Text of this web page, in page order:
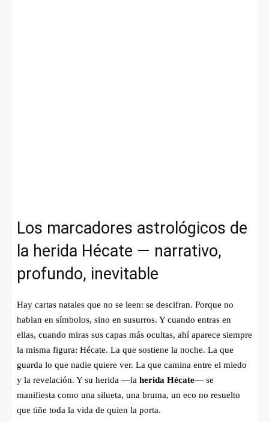
Los marcadores astrológicos de
la herida Hécate — narrativo,
profundo, inevitable
Hay cartas natales que no se leen: se descifran. Porque no
hablan en símbolos, sino en susurros. Y cuando entras en
ellas, cuando miras sus capas más ocultas, ahí aparece siempre
la misma figura: Hécate. La que sostiene la noche. La que
guarda lo que nadie quiere ver. La que camina entre el miedo
y la revelación. Y su herida —la herida Hécate— se
manifiesta como una silueta, una bruma, un eco no resuelto
que tiñe toda la vida de quien la porta.